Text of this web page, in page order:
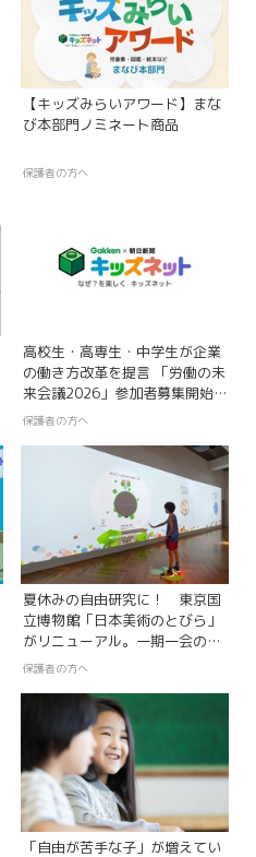
【キッズみらいアワード】まな
び本部門ノミネート商品
保護者の方へ
高校生・高専生・中学生が企業
の働き方改革を提言 「労働の未
来会議2026」参加者募集開始
～ホワイト企業の人事責任者が
を考える４日間～
保護者の方へ
夏休みの自由研究に！ 東京国
立博物館「日本美術のとびら」
がリニューアル。一期一会の新
しいデジタル鑑賞体験
保護者の方へ
「自由が苦手な子」が増えてい